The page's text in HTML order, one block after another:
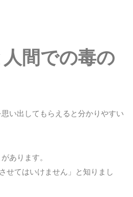
間での毒の
い出してもらえると分かりやすい
あります。
せてはいけません」と知りまし